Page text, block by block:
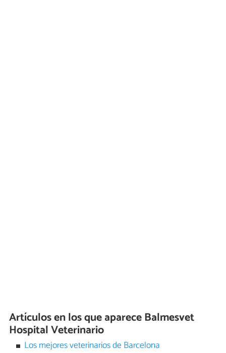
Artículos en los que aparece Balmesvet
Hospital Veterinario
Los mejores veterinarios de Barcelona